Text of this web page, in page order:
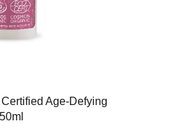
Age-Defying